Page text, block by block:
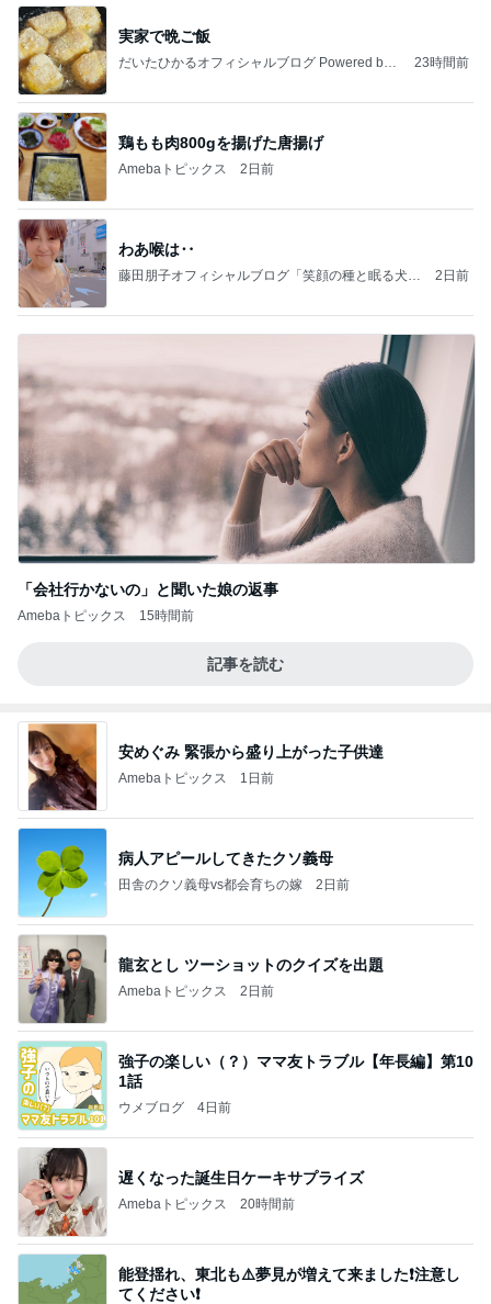
実家で晩ご飯
だいたひかるオフィシャルブログ Powered by
23時間前
鶏もも肉800gを揚げた唐揚げ
Amebaトピックス 2日前
わあ喉は‥
藤田朋子オフィシャルブログ「笑顔の種と眠る犬」
2日前
「会社行かないの」と聞いた娘の返事
Amebaトピックス 15時間前
記事を読む
安めぐみ 緊張から盛り上がった子供達
Amebaトピックス 1日前
病人アピールしてきたクソ義母
田舎のクソ義母vs都会育ちの嫁 2日前
龍玄とし ツーショットのクイズを出題
Amebaトピックス 2日前
強子の楽しい（？）ママ友トラブル【年長編】第10
1話
ウメブログ 4日前
遅くなった誕生日ケーキサプライズ
Amebaトピックス 20時間前
能登揺れ、東北も⚠️夢見が増えて来ました❗️注意し
てください❗️